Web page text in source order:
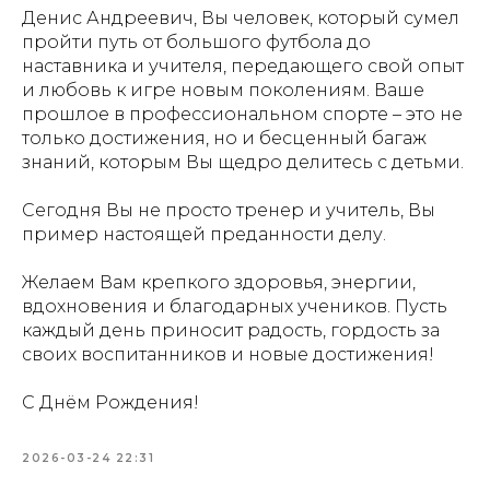
Денис Андреевич, Вы человек, который сумел
пройти путь от большого футбола до
наставника и учителя, передающего свой опыт
и любовь к игре новым поколениям. Ваше
прошлое в профессиональном спорте – это не
только достижения, но и бесценный багаж
знаний, которым Вы щедро делитесь с детьми.
Сегодня Вы не просто тренер и учитель, Вы
пример настоящей преданности делу.
Желаем Вам крепкого здоровья, энергии,
вдохновения и благодарных учеников. Пусть
каждый день приносит радость, гордость за
своих воспитанников и новые достижения!
С Днём Рождения!
2026-03-24 22:31